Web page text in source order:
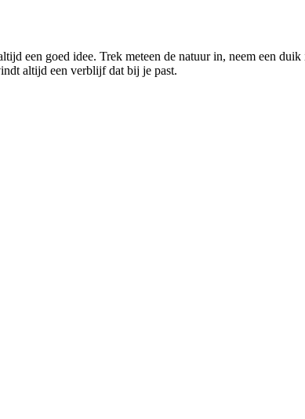
een goed idee. Trek meteen de natuur in, neem een
altijd een verblijf dat bij je past.